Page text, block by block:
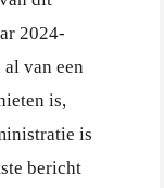
2024-
van een
is,
is
bericht